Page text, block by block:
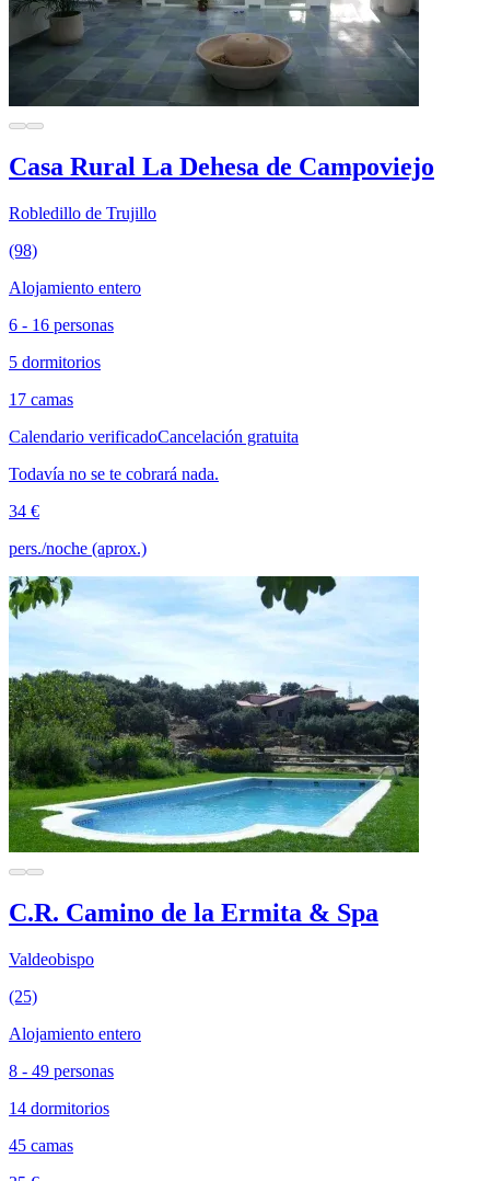
Casa Rural La Dehesa de Campoviejo
Robledillo de Trujillo
(98)
Alojamiento entero
6 - 16 personas
5 dormitorios
17 camas
Calendario verificadoCancelación gratuita
Todavía no se te cobrará nada.
34 €
pers./noche (aprox.)
C.R. Camino de la Ermita & Spa
Valdeobispo
(25)
Alojamiento entero
8 - 49 personas
14 dormitorios
45 camas